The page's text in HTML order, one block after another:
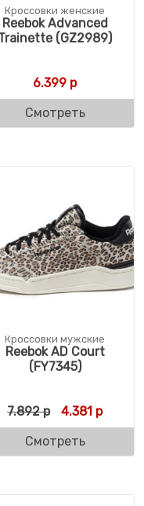
Кроссовки женские
Reebok Advanced
(GZ2989)
6.399 р
Смотреть
составляла 7.892 р.
5.522 р.
Кроссовки мужские
Reebok AD Court
(FY7345)
7.892р 4.381 р
Смотреть